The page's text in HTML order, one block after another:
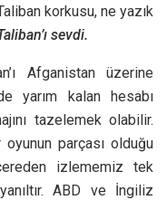
korkusu, ne yazık
sevdi.
Afganistan üzerine
yarım kalan hesabı
tazelemek olabilir.
parçası olduğu
izlememiz tek
ABD ve İngiliz